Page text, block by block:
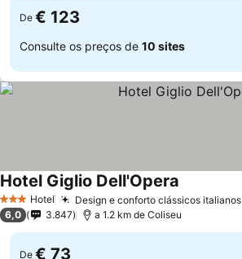
De € 123
Consulte os preços de 10 sites
3 EstrelasHotel Design e conforto clássicos italianos
Hotel Giglio Dell'Opera
6,0 3.847 a 1.2 km de Coliseu
De € 73